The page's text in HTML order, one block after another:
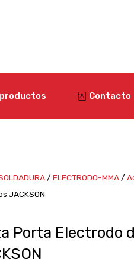
Contacto
/ELECTRODO-MMA/
JACKSON
Porta Electrodo